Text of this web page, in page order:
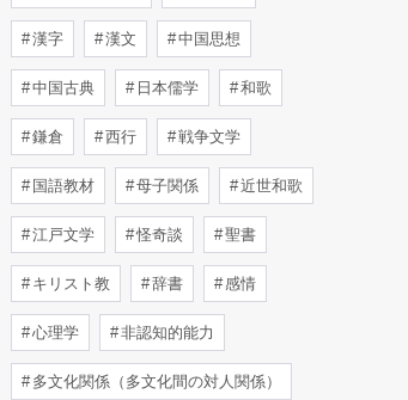
漢字 漢文 中国思想
中国古典 日本儒学 和歌
鎌倉 西行 戦争文学
国語教材 母子関係 近世和歌
江戸文学 怪奇談 聖書
キリスト教 辞書 感情
心理学 非認知的能力
多文化関係（多文化間の対人関係）